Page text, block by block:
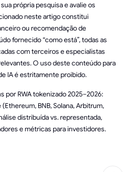
própria pesquisa e avalie os
neste artigo constitui
ou recomendação de
fornecido “como está”, todas as
com terceiros e especialistas
O uso deste conteúdo para
IA é estritamente proibido.
por RWA tokenizado 2025–2026:
BNB, Solana, Arbitrum,
distribuída vs. representada,
e métricas para investidores.